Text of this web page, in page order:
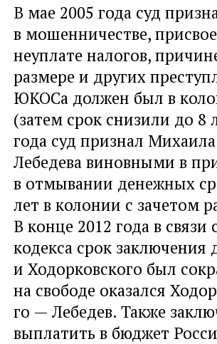
В мае 2005 года суд
в мошенничестве,
неуплате налогов,
размере и других
ЮКОСа должен был в
(затем срок снизили до 8
года суд признал
Лебедева виновными в
в отмывании денежных
лет в колонии с зачетом
В конце 2012 года в
кодекса срок заключения
и Ходорковского был
на свободе оказался
го — Лебедев. Также
выплатить в бюджет